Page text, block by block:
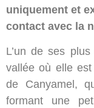
uniquement et
contact avec la
L’un de ses
vallée où elle
de Canyamel,
formant une